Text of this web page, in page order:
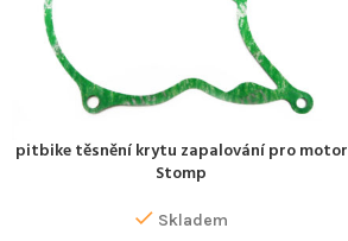
PŘIDAT DO KOŠÍKU
pitbike těsnění krytu zapalování pro motor
Stomp
Skladem